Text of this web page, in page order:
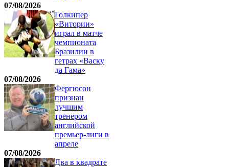
07/08/2026
Голкипер
«Витории»
играл в матче
чемпионата
Бразилии в
гетрах «Васку
да Гама»
07/08/2026
Фергюсон
признан
лучшим
тренером
английской
премьер-лиги в
апреле
07/08/2026
Два в квадрате